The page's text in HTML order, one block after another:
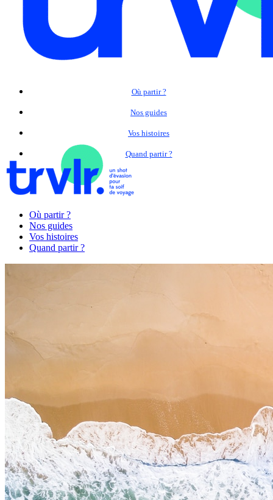
Où partir ?
Nos guides
Vos histoires
Quand partir ?
Où partir ?
Nos guides
Vos histoires
Quand partir ?